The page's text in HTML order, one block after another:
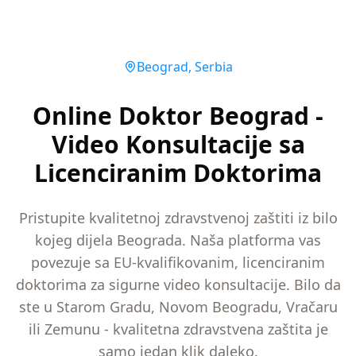
Beograd, Serbia
Online Doktor Beograd -
Video Konsultacije sa
Licenciranim Doktorima
Pristupite kvalitetnoj zdravstvenoj zaštiti iz bilo
kojeg dijela Beograda. Naša platforma vas
povezuje sa EU-kvalifikovanim, licenciranim
doktorima za sigurne video konsultacije. Bilo da
ste u Starom Gradu, Novom Beogradu, Vračaru
ili Zemunu - kvalitetna zdravstvena zaštita je
samo jedan klik daleko.